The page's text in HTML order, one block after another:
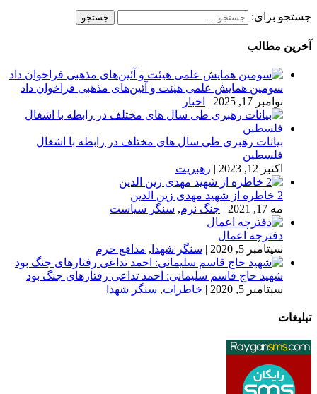
جستجو برای:
آخرین مطالب
سومین همایش علمی هیئت و آئین‌های مذهبی فراخوان داد
نوامبر 17, 2025
| اخبار
بیانات رهبری طی سال های مختلف در رابطه با اشغال
فلسطین
اکتبر 12, 2023
| رهبریت
2 خاطره از شهید مهدی زین الدین
مه 17, 2021
| جنگ نرم, سنگر سیاست
دفترچه اعمال
سپتامبر 5, 2020
| سنگر شهدا , مدافع حرم
شهید حاج قاسم سلیمانی: احمد تداعی رفتارهای جنگ بود
سپتامبر 5, 2020
| خاطرات, سنگر شهدا
تبلیغات